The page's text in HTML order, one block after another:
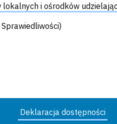
lokalnych i ośrodków
Deklaracja dostępności